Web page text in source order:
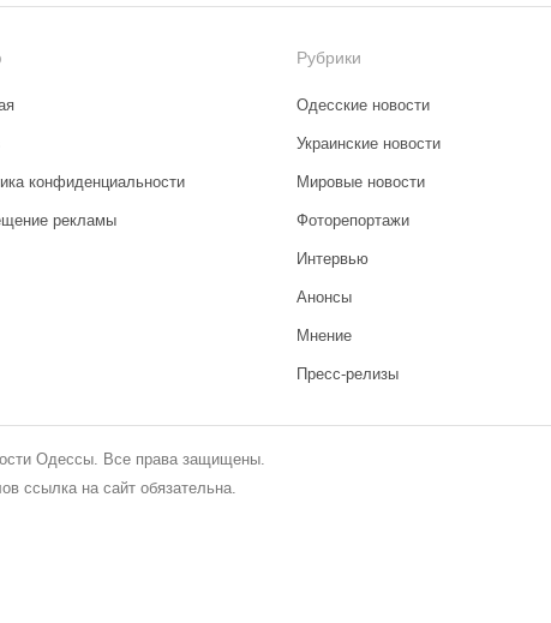
конфиденциальности
рекламы
Рубрики
Одесские новости
Украинские новости
Мировые новости
Фоторепортажи
Интервью
Анонсы
Мнение
Пресс-релизы
Одессы. Все права защищены.
ссылка на сайт обязательна.